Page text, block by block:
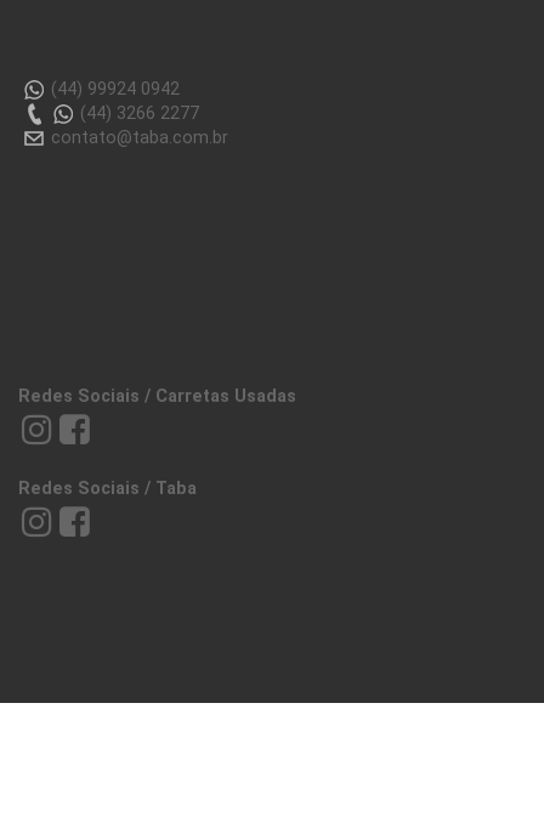
(44) 99924 0942
(44) 3266 2277
contato@taba.com.br
Redes Sociais / Carretas Usadas
Redes Sociais / Taba